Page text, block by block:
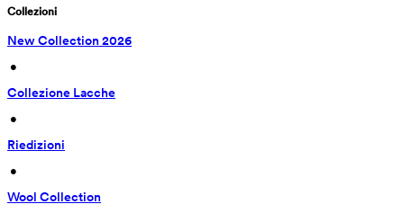
Collezioni
New Collection 2026
•
Collezione Lacche
•
Riedizioni
•
Wool Collection